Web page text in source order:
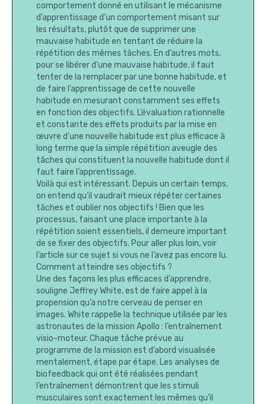
comportement donné en utilisant le mécanisme
d’apprentissage d’un comportement misant sur
les résultats, plutôt que de supprimer une
mauvaise habitude en tentant de réduire la
répétition des mêmes tâches. En d’autres mots,
pour se libérer d’une mauvaise habitude, il faut
tenter de la remplacer par une bonne habitude, et
de faire l’apprentissage de cette nouvelle
habitude en mesurant constamment ses effets
en fonction des objectifs. L’évaluation rationnelle
et constante des effets produits par la mise en
œuvre d’une nouvelle habitude est plus efficace à
long terme que la simple répétition aveugle des
tâches qui constituent la nouvelle habitude dont il
faut faire l’apprentissage.
Voilà qui est intéressant. Depuis un certain temps,
on entend qu’il vaudrait mieux répéter certaines
tâches et oublier nos objectifs ! Bien que les
processus, faisant une place importante à la
répétition soient essentiels, il demeure important
de se fixer des objectifs. Pour aller plus loin, voir
l’article sur ce sujet si vous ne l’avez pas encore lu.
Comment atteindre ses objectifs ?
Une des façons les plus efficaces d’apprendre,
souligne Jeffrey White, est de faire appel à la
propension qu’a notre cerveau de penser en
images. White rappelle la technique utilisée par les
astronautes de la mission Apollo : l’entraînement
visio-moteur. Chaque tâche prévue au
programme de la mission est d’abord visualisée
mentalement, étape par étape. Les analyses de
biofeedback qui ont été réalisées pendant
l’entraînement démontrent que les stimuli
musculaires sont exactement les mêmes qu’il